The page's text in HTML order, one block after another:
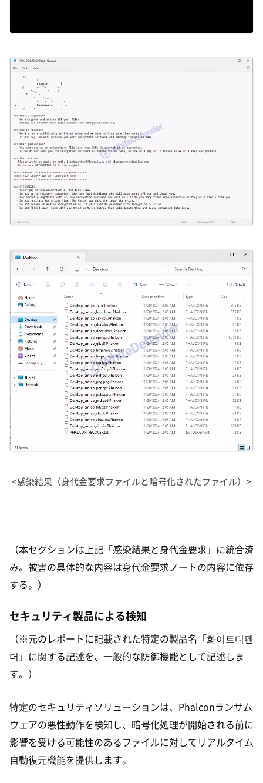
<感染結果（身代金要求ファイルと暗号化されたファイル）>
（本セクションは上記「感染結果と身代金要求」に統合済
み。被害の具体的な内容は身代金要求ノートの内容に依存
する。）
セキュリティ製品による検知
（※元のレポートに記載された特定の製品名「화이트디펜
더」に関する記述を、一般的な防御機能として記述しま
す。）
特定のセキュリティソリューションは、Phalconランサム
ウェアの悪性動作を検知し、暗号化処理が開始される前に
影響を受ける可能性のあるファイルに対してリアルタイム
自動復元機能を提供します。